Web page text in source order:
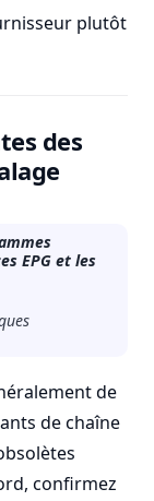
plutôt
des
EPG et les
de
de chaîne
confirmez